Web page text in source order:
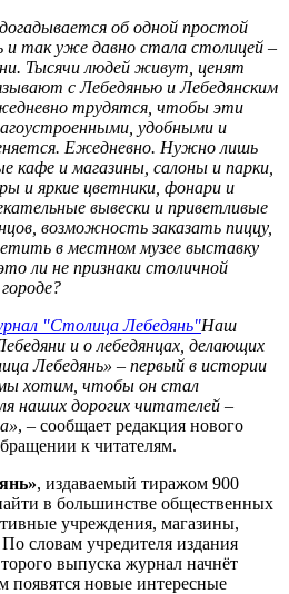
об одной простой
и так уже давно стала столицей –
Тысячи людей живут, ценят
с Лебедянью и Лебедянским
трудятся, чтобы эти
удобными и
Ежедневно. Нужно лишь
кафе и магазины, салоны и парки,
и яркие цветники, фонари и
вывески и приветливые
возможность заказать пиццу,
в местном музее выставку
ли не признаки столичной
Наш
и о лебедянцах, делающих
Лебедянь» – первый в истории
хотим, чтобы он стал
наших дорогих читателей –
», – сообщает редакция нового
к читателям.
, издаваемый тиражом 900
в большинстве общественных
учреждения, магазины,
словам учредителя издания
выпуска журнал начнёт
появятся новые интересные